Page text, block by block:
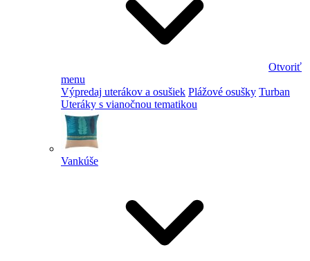
Otvoriť
menu
Výpredaj uterákov a osušiek Plážové osušky Turban
Uteráky s vianočnou tematikou
Vankúše